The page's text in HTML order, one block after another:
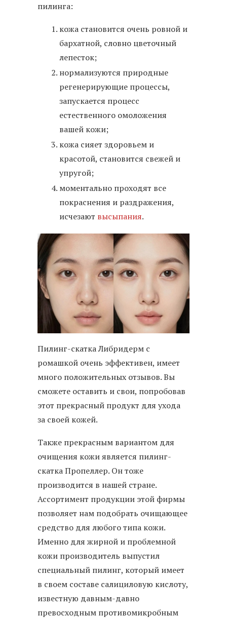
пилинга:
кожа становится очень ровной и
бархатной, словно цветочный
лепесток;
нормализуются природные
регенерирующие процессы,
запускается процесс
естественного омоложения
вашей кожи;
кожа сияет здоровьем и
красотой, становится свежей и
упругой;
моментально проходят все
покраснения и раздражения,
исчезают высыпания.
Пилинг-скатка Либридерм с
ромашкой очень эффективен, имеет
много положительных отзывов. Вы
сможете оставить и свои, попробовав
этот прекрасный продукт для ухода
за своей кожей.
Также прекрасным вариантом для
очищения кожи является пилинг-
скатка Пропеллер. Он тоже
производится в нашей стране.
Ассортимент продукции этой фирмы
позволяет нам подобрать очищающее
средство для любого типа кожи.
Именно для жирной и проблемной
кожи производитель выпустил
специальный пилинг, который имеет
в своем составе салициловую кислоту,
известную давным-давно
превосходным противомикробным